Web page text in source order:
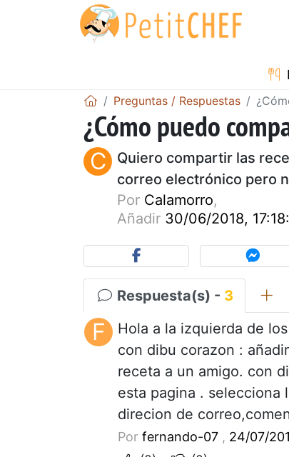
Preguntas / Respuestas
¿Cómo puedo
C
Quiero compartir las
correo electrónico pero
Por Calamorro,
Añadir 30/06/2018,
Respuesta(s) - 3
F
Hola a la izquierda de
con dibu corazon :
receta a un amigo. con
esta pagina .
direcion de
Por fernando-07 , 24/07/